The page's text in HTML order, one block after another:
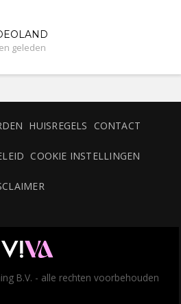
geleden
HUISREGELS CONTACT
COOKIE INSTELLINGEN
B.V. - alle rechten voorbehouden